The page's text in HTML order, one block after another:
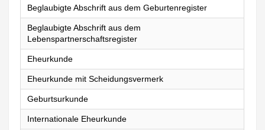
Beglaubigte Abschrift aus dem Geburtenregister
Beglaubigte Abschrift aus dem
Lebenspartnerschaftsregister
Eheurkunde
Eheurkunde mit Scheidungsvermerk
Geburtsurkunde
Internationale Eheurkunde